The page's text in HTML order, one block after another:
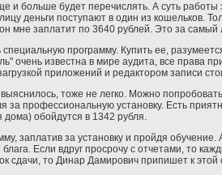
больше будет перечислять. А суть
деньги поступают в один из кошельков.
мне заплатит по 3640 рублей. Это за
программу. Купить ее,
очень известна в мире аудита, все права
приложений и редактором записи
тоже не легко. Можно
профессиональную установку. Есть
дома) обойдутся в 1342 рубля.
заплатив за установку и пройдя
Если вдруг просрочу с отчетами, то
сдачи, то Динар Дамирович припишет к